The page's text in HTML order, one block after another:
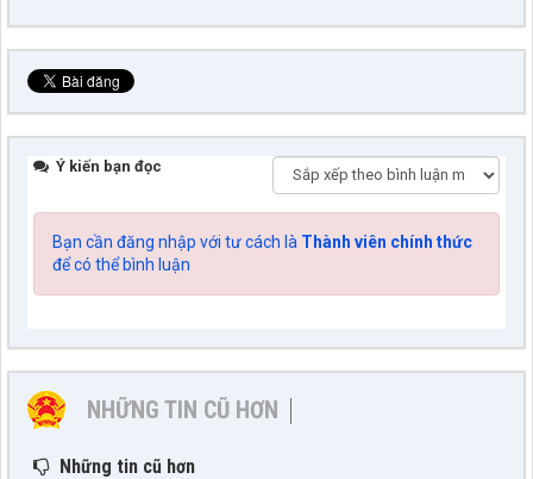
Ý kiến bạn đọc
Bạn cần đăng nhập với tư cách là Thành viên chính thức
để có thể bình luận
NHỮNG TIN CŨ HƠN
Những tin cũ hơn